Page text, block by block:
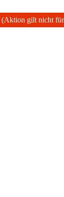
gilt nicht für